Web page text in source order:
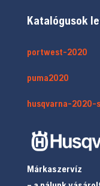
Katalógusok
portwest-2020
puma2020
husqvarna-2020-
Márkaszervíz